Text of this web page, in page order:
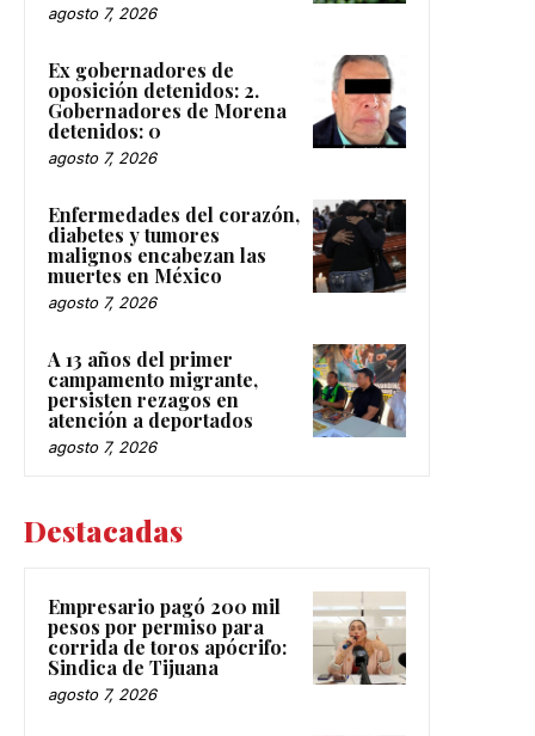
agosto 7, 2026
Ex gobernadores de
oposición detenidos: 2.
Gobernadores de Morena
detenidos: 0
agosto 7, 2026
Enfermedades del corazón,
diabetes y tumores
malignos encabezan las
muertes en México
agosto 7, 2026
A 13 años del primer
campamento migrante,
persisten rezagos en
atención a deportados
agosto 7, 2026
Destacadas
Empresario pagó 200 mil
pesos por permiso para
corrida de toros apócrifo:
Sindica de Tijuana
agosto 7, 2026